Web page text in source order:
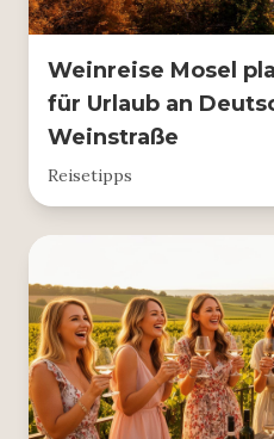
Weinreise Mosel
für Urlaub an
Weinstraße
Reisetipps